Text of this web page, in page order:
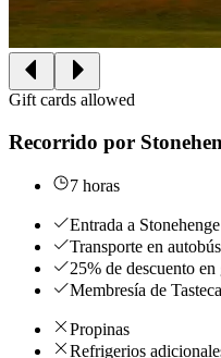
Gift cards allowed
Recorrido por
7 horas
Entrada a Stonehenge
Transporte en
25% de descuento
Membresía de
Propinas
Refrigerios